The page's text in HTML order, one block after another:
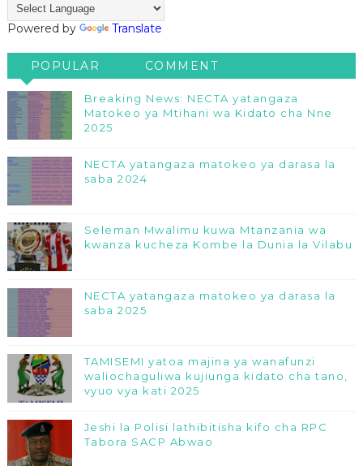
Powered by Translate
POPULAR COMMENT
Breaking News: NECTA yatangaza
Matokeo ya Mtihani wa Kidato cha Nne
2025
NECTA yatangaza matokeo ya darasa la
saba 2024
Seleman Mwalimu kuwa Mtanzania wa
kwanza kucheza Kombe la Dunia la Vilabu
NECTA yatangaza matokeo ya darasa la
saba 2025
TAMISEMI yatoa majina ya wanafunzi
waliochaguliwa kujiunga kidato cha tano,
vyuo vya kati 2025
Jeshi la Polisi lathibitisha kifo cha RPC
Tabora SACP Abwao